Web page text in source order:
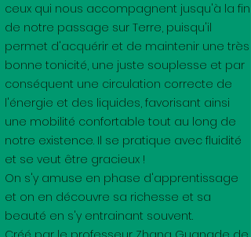
ceux qui nous accompagnent jusqu'à la fin
de notre passage sur Terre, puisqu'il
permet d'acquérir et de maintenir une très
bonne tonicité, une juste souplesse et par
conséquent une circulation correcte de
l'énergie et des liquides, favorisant ainsi
une mobilité confortable tout au long de
notre existence. Il se pratique avec fluidité
et se veut être gracieux !
On s'y amuse en phase d'apprentissage
et on en découvre sa richesse et sa
beauté en s'y entrainant souvent.